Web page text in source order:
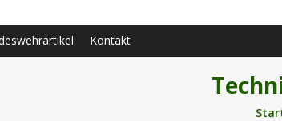
Kontakt